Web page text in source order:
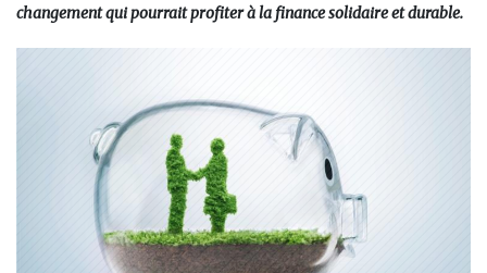
changement qui pourrait profiter à la finance solidaire et durable.